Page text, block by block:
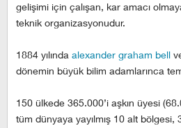
gelişimi için çalışan, kar amacı
teknik organizasyonudur.
1884 yılında alexander graham bell
dönemin büyük bilim adamlarınca
150 ülkede 365.000’i aşkın üyesi
tüm dünyaya yayılmış 10 alt bölgesi,